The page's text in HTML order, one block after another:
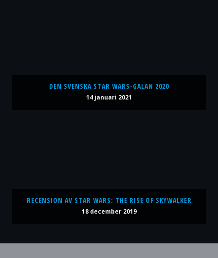
DEN SVENSKA STAR WARS-GALAN 2020
14 januari 2021
RECENSION AV STAR WARS: THE RISE OF SKYWALKER
18 december 2019